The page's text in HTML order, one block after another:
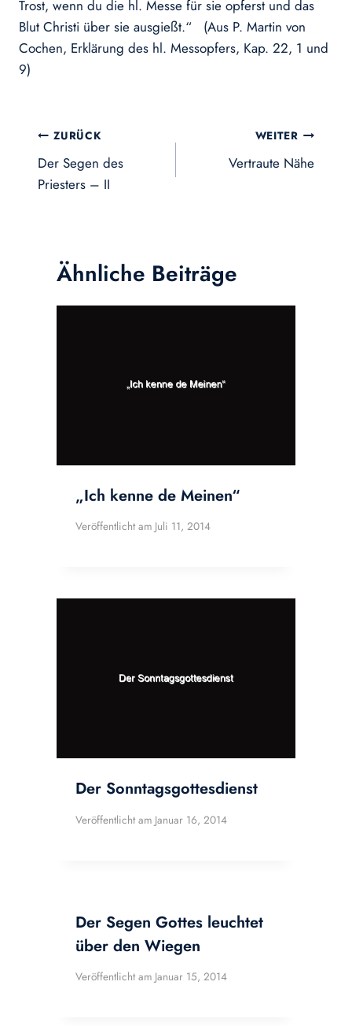
Trost, wenn du die hl. Messe für sie opferst und das
Blut Christi über sie ausgießt.“ (Aus P. Martin von
Cochen, Erklärung des hl. Messopfers, Kap. 22, 1 und
9)
Beitragsnavigation
ZURÜCK
Der Segen des
Priesters – II
WEITER
Vertraute Nähe
Ähnliche Beiträge
„Ich kenne de Meinen“
Veröffentlicht am Juli 11, 2014
Der Sonntagsgottesdienst
Veröffentlicht am Januar 16, 2014
Der Segen Gottes leuchtet
über den Wiegen
Veröffentlicht am Januar 15, 2014